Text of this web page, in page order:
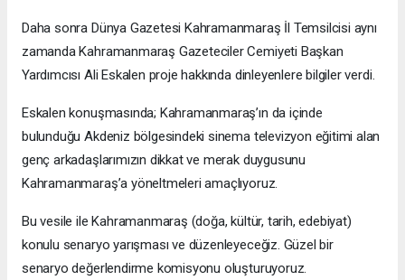
Daha sonra Dünya Gazetesi Kahramanmaraş İl Temsilcisi aynı
zamanda Kahramanmaraş Gazeteciler Cemiyeti Başkan
Yardımcısı Ali Eskalen proje hakkında dinleyenlere bilgiler verdi.
Eskalen konuşmasında; Kahramanmaraş’ın da içinde
bulunduğu Akdeniz bölgesindeki sinema televizyon eğitimi alan
genç arkadaşlarımızın dikkat ve merak duygusunu
Kahramanmaraş’a yöneltmeleri amaçlıyoruz.
Bu vesile ile Kahramanmaraş (doğa, kültür, tarih, edebiyat)
konulu senaryo yarışması ve düzenleyeceğiz. Güzel bir
senaryo değerlendirme komisyonu oluşturuyoruz.